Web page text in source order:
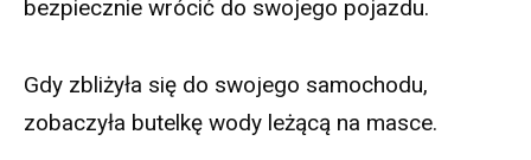
bezpiecznie wrócić do swojego pojazdu.
Gdy zbliżyła się do swojego samochodu,
zobaczyła butelkę wody leżącą na masce.